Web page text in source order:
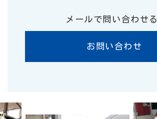
メールで問い合わせる
お問い合わせ